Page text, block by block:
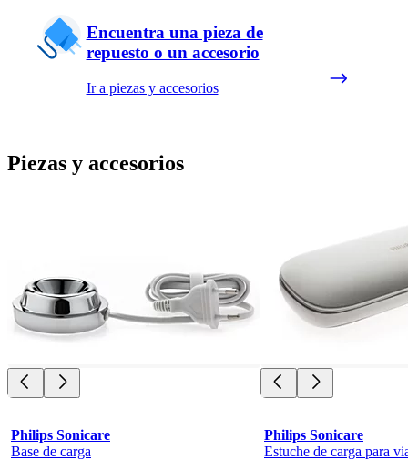
Encuentra una pieza de
repuesto o un accesorio
Ir a piezas y accesorios
Piezas y accesorios
Philips Sonicare
Base de carga
Philips Sonicare
Estuche de carga para